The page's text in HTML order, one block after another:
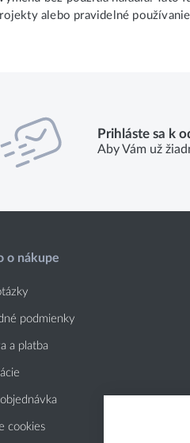
alebo pravidelné
Prihláste sa k
Aby Vám už
o nákupe
podmienky
a platba
cookies